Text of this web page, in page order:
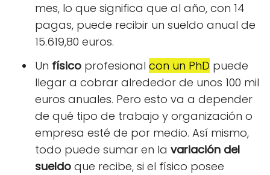
mes, lo que significa que al año, con 14
pagas, puede recibir un sueldo anual de
15.619,80 euros.
Un físico profesional con un PhD puede
llegar a cobrar alrededor de unos 100 mil
euros anuales. Pero esto va a depender
de qué tipo de trabajo y organización o
empresa esté de por medio. Así mismo,
todo puede sumar en la variación del
sueldo que recibe, si el físico posee